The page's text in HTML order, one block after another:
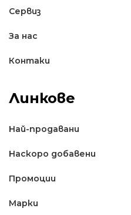
Сервиз
За нас
Контаки
Линкове
Най-продавани
Наскоро добавени
Промоции
Марки